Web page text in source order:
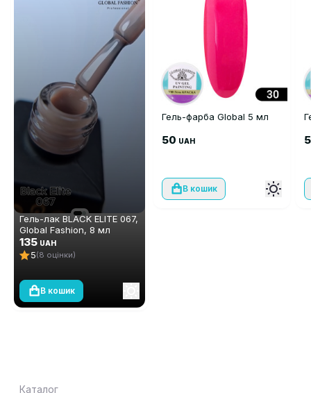
Гель-лак BLACK ELITE 067,
Global Fashion, 8 мл
135 UAH
5(8 оцінки)
В кошик
Гель-фарба Global 5 мл
50 UAH
В кошик
Каталог